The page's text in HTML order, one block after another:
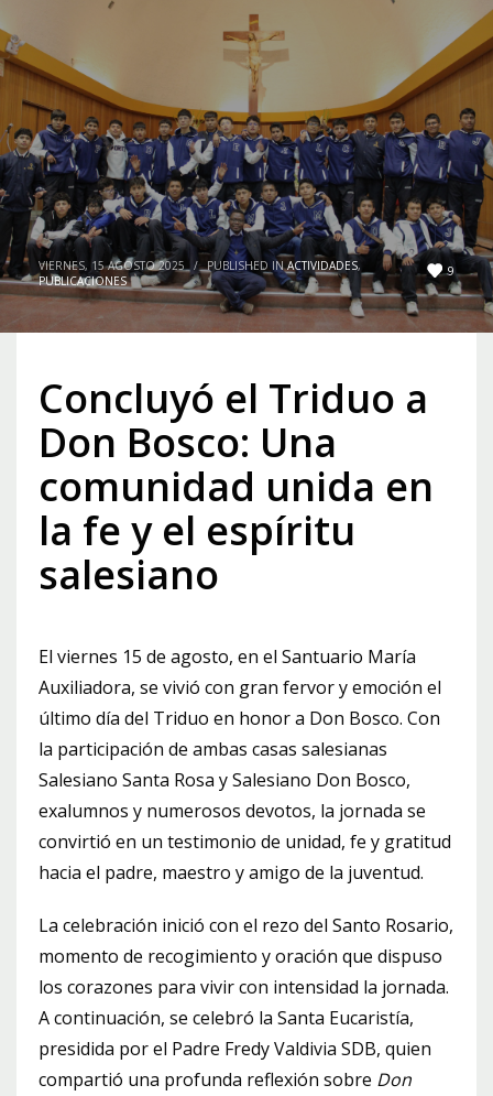
9
VIERNES, 15 AGOSTO 2025 / PUBLISHED INACTIVIDADES,
PUBLICACIONES
Concluyó el Triduo a
Don Bosco: Una
comunidad unida en
la fe y el espíritu
salesiano
El viernes 15 de agosto, en el Santuario María
Auxiliadora, se vivió con gran fervor y emoción el
último día del Triduo en honor a Don Bosco. Con
la participación de ambas casas salesianas
Salesiano Santa Rosa y Salesiano Don Bosco,
exalumnos y numerosos devotos, la jornada se
convirtió en un testimonio de unidad, fe y gratitud
hacia el padre, maestro y amigo de la juventud.
La celebración inició con el rezo del Santo Rosario,
momento de recogimiento y oración que dispuso
los corazones para vivir con intensidad la jornada.
A continuación, se celebró la Santa Eucaristía,
presidida por el Padre Fredy Valdivia SDB, quien
compartió una profunda reflexión sobre Don